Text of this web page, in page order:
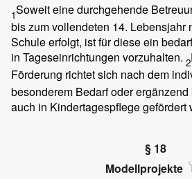
1Soweit eine durchgehende
bis zum vollendeten 14. Lebensjahr
Schule erfolgt, ist für diese ein
in Tageseinrichtungen vorzuhalten. 2
Förderung richtet sich nach dem
besonderem Bedarf oder
auch in Kindertagespflege gefördert
§ 18
Modellprojekte